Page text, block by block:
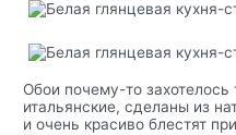
Обои почему-то
итальянские, сделаны из
и очень красиво блестят